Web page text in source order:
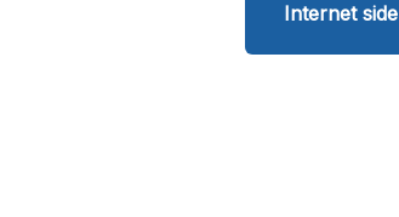
Internet side